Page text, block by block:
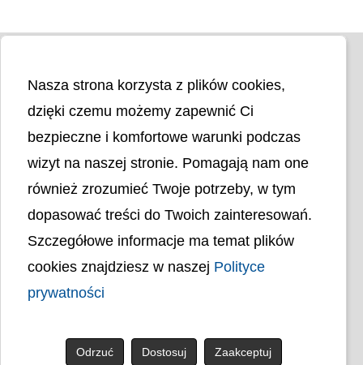
Liczba odwiedzin
Polityka prywatności
Mapa strony
Ochrona Danych Osobowych
Deklaracja Dostępności
© uck.katowice.pl.
Nasza strona korzysta z plików cookies,
dzięki czemu możemy zapewnić Ci
bezpieczne i komfortowe warunki podczas
wizyt na naszej stronie. Pomagają nam one
również zrozumieć Twoje potrzeby, w tym
dopasować treści do Twoich zainteresowań.
Szczegółowe informacje ma temat plików
cookies znajdziesz w naszej Polityce
prywatności
Odrzuć Dostosuj Zaakceptuj